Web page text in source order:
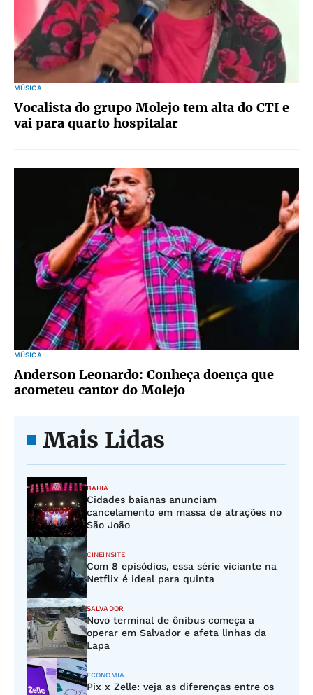
MÚSICA
Vocalista do grupo Molejo tem alta do CTI e
vai para quarto hospitalar
MÚSICA
Anderson Leonardo: Conheça doença que
acometeu cantor do Molejo
Mais Lidas
BAHIA
Cidades baianas anunciam
cancelamento em massa de atrações no
São João
CINEINSITE
Com 8 episódios, essa série viciante na
Netflix é ideal para quinta
SALVADOR
Novo terminal de ônibus começa a
operar em Salvador e afeta linhas da
Lapa
ECONOMIA
Pix x Zelle: veja as diferenças entre os